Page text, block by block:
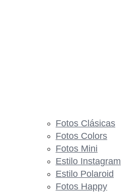
Fotos Clásicas
Fotos Colors
Fotos Mini
Estilo Instagram
Estilo Polaroid
Fotos Happy